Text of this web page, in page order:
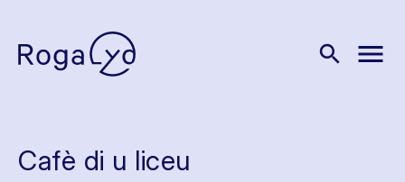
search menu
Cafè di u liceu